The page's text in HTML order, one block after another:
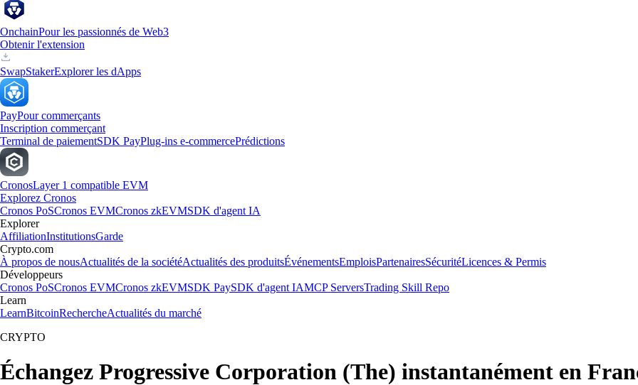
OnchainPour les passionnés de Web3
Obtenir l'extension
SwapStakerExplorer les dApps
PayPour commerçants
Inscription commerçant
Terminal de paiementSDK PayPlug-ins e-commercePrédictions
CronosLayer 1 compatible EVM
Explorez Cronos
Cronos PoSCronos EVMCronos zkEVMSDK d'agent IA
Explorer
AffiliationInstitutionsGarde
Crypto.com
À propos de nousActualités de la sociétéActualités des produitsÉvénementsEmploisPartenairesSécuritéLicences & Permis
Développeurs
Cronos PoSCronos EVMCronos zkEVMSDK PaySDK d'agent IAMCP ServersTrading Skill Repo
Learn
LearnBitcoinRechercheActualités du marché
CRYPTO
Échangez Progressive Corporation (The) instantanément en